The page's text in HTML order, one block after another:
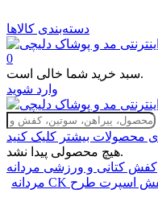
دسته‌بندی کالاها
0
سبد خرید شما خالی است.
وارد شوید
هیچ محصولی پیدا نشد.
کفش کتانی و ورزشی مردانه